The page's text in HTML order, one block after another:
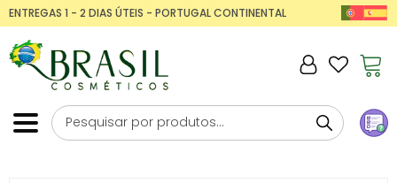
ENTREGAS 1 - 2 DIAS ÚTEIS - PORTUGAL CONTINENTAL